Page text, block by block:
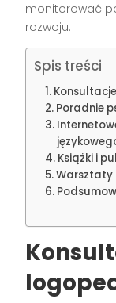
monitorować
rozwoju.
Spis treści
Poradnie
Książki i
Warsztaty